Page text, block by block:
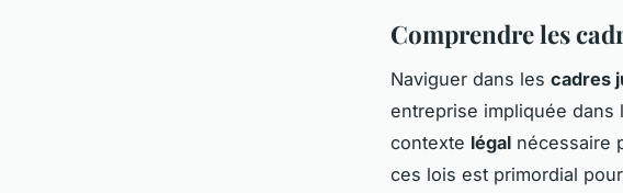
Comprendre les
Naviguer dans les cadres
entreprise impliquée dans
contexte légal nécessaire
ces lois est primordial